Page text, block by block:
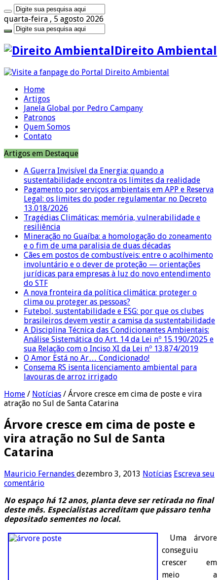
quarta-feira , 5 agosto 2026
Direito Ambiental
Home
Artigos
Janela Global por Pedro Campany
Patronos
Quem Somos
Contato
Artigos em Destaque
A Guerra Invisível da Energia: quando a
sustentabilidade encontra os limites da realidade
Pagamento por serviços ambientais em APP e Reserva
Legal: os limites do poder regulamentar no Decreto
13.018/2026
Tragédias Climáticas: memória, vulnerabilidade e
resiliência
Mineração no Guaíba: a homologação do zoneamento
e o fim de uma paralisia de duas décadas
Cães em postos de combustíveis: entre o acolhimento
involuntário e o dever de proteção — orientações
jurídicas para empresas à luz do novo entendimento
do STF
A nova fronteira da política climática: proteger o
clima ou proteger as pessoas?
Futebol, sustentabilidade e ESG: por que os clubes
brasileiros devem vestir a camisa da sustentabilidade
A Disciplina Técnica das Condicionantes Ambientais:
Análise Sistemática do Art. 14 da Lei nº 15.190/2025 e
sua Relação com o Inciso XI da Lei nº 13.874/2019
O Amor Está no Ar… Condicionado!
Consema RS isenta licenciamento ambiental para
lavouras de arroz irrigado
Home / Notícias / Árvore cresce em cima de poste e vira
atração no Sul de Santa Catarina
Árvore cresce em cima de poste e
vira atração no Sul de Santa
Catarina
Mauricio Fernandes dezembro 3, 2013 Notícias Escreva seu
comentário
No espaço há 12 anos, planta deve ser retirada no final
deste mês. Especialistas acreditam que pássaro tenha
depositado sementes no local.
Uma árvore
conseguiu
crescer em
meio a